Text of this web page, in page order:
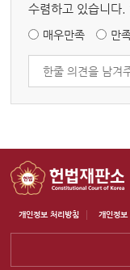
수렴하고 있습니다.
매우만족 만
개인정보 처리방침 개인정보